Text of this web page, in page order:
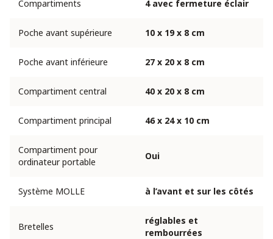
Compartiments 4 avec fermeture éclair
Poche avant supérieure 10 x 19 x 8 cm
Poche avant inférieure 27 x 20 x 8 cm
Compartiment central 40 x 20 x 8 cm
Compartiment principal 46 x 24 x 10 cm
Compartiment pour
ordinateur portable
Oui
Système MOLLE à l’avant et sur les côtés
Bretelles
réglables et
rembourrées